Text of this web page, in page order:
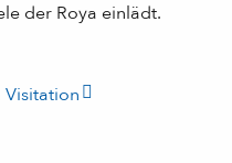
der Roya einlädt.